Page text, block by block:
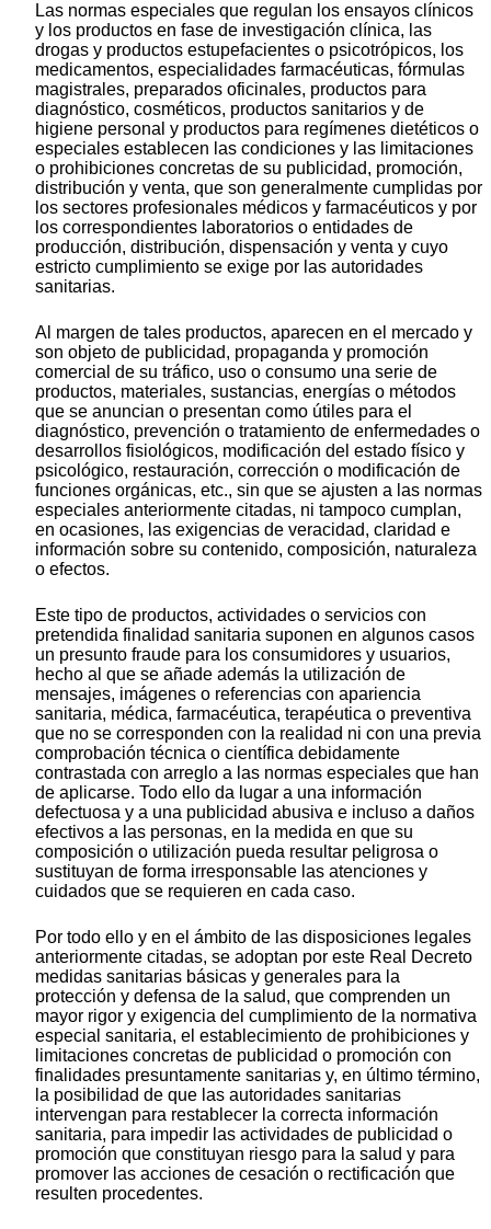
Las normas especiales que regulan los ensayos clínicos
y los productos en fase de investigación clínica, las
drogas y productos estupefacientes o psicotrópicos, los
medicamentos, especialidades farmacéuticas, fórmulas
magistrales, preparados oficinales, productos para
diagnóstico, cosméticos, productos sanitarios y de
higiene personal y productos para regímenes dietéticos o
especiales establecen las condiciones y las limitaciones
o prohibiciones concretas de su publicidad, promoción,
distribución y venta, que son generalmente cumplidas por
los sectores profesionales médicos y farmacéuticos y por
los correspondientes laboratorios o entidades de
producción, distribución, dispensación y venta y cuyo
estricto cumplimiento se exige por las autoridades
sanitarias.
Al margen de tales productos, aparecen en el mercado y
son objeto de publicidad, propaganda y promoción
comercial de su tráfico, uso o consumo una serie de
productos, materiales, sustancias, energías o métodos
que se anuncian o presentan como útiles para el
diagnóstico, prevención o tratamiento de enfermedades o
desarrollos fisiológicos, modificación del estado físico y
psicológico, restauración, corrección o modificación de
funciones orgánicas, etc., sin que se ajusten a las normas
especiales anteriormente citadas, ni tampoco cumplan,
en ocasiones, las exigencias de veracidad, claridad e
información sobre su contenido, composición, naturaleza
o efectos.
Este tipo de productos, actividades o servicios con
pretendida finalidad sanitaria suponen en algunos casos
un presunto fraude para los consumidores y usuarios,
hecho al que se añade además la utilización de
mensajes, imágenes o referencias con apariencia
sanitaria, médica, farmacéutica, terapéutica o preventiva
que no se corresponden con la realidad ni con una previa
comprobación técnica o científica debidamente
contrastada con arreglo a las normas especiales que han
de aplicarse. Todo ello da lugar a una información
defectuosa y a una publicidad abusiva e incluso a daños
efectivos a las personas, en la medida en que su
composición o utilización pueda resultar peligrosa o
sustituyan de forma irresponsable las atenciones y
cuidados que se requieren en cada caso.
Por todo ello y en el ámbito de las disposiciones legales
anteriormente citadas, se adoptan por este Real Decreto
medidas sanitarias básicas y generales para la
protección y defensa de la salud, que comprenden un
mayor rigor y exigencia del cumplimiento de la normativa
especial sanitaria, el establecimiento de prohibiciones y
limitaciones concretas de publicidad o promoción con
finalidades presuntamente sanitarias y, en último término,
la posibilidad de que las autoridades sanitarias
intervengan para restablecer la correcta información
sanitaria, para impedir las actividades de publicidad o
promoción que constituyan riesgo para la salud y para
promover las acciones de cesación o rectificación que
resulten procedentes.